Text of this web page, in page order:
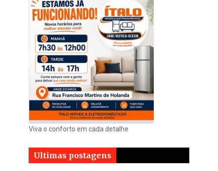
Viva o conforto em cada detalhe
Ultimas postagens